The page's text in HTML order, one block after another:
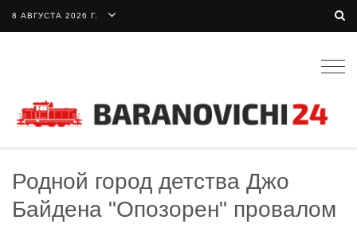
8 АВГУСТА 2026 Г.
Родной город детства Джо
Байдена "Опозорен" провалом